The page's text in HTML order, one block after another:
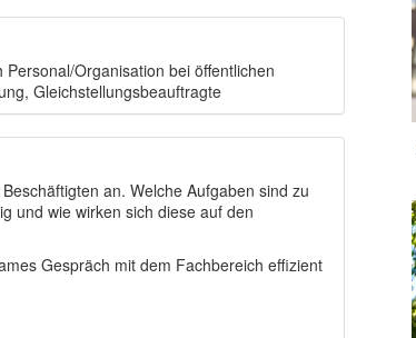
Organisation bei öffentlichen
Gleichstellungsbeauftragte
an. Welche Aufgaben sind zu
und wie wirken sich diese auf den
Gespräch mit dem Fachbereich effizient